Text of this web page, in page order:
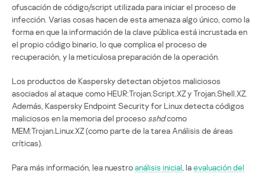
ofuscación de código/script utilizada para iniciar el proceso de
infección. Varias cosas hacen de esta amenaza algo único, como la
forma en que la información de la clave pública está incrustada en
el propio código binario, lo que complica el proceso de
recuperación, y la meticulosa preparación de la operación.
Los productos de Kaspersky detectan objetos maliciosos
asociados al ataque como HEUR:Trojan.Script.XZ y Trojan.Shell.XZ.
Además, Kaspersky Endpoint Security for Linux detecta códigos
maliciosos en la memoria del proceso sshdcomo
MEM:Trojan.Linux.XZ (como parte de la tarea Análisis de áreas
críticas).
Para más información, lea nuestroanálisis inicial , laevaluación del